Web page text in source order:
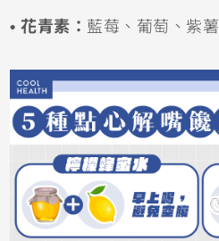
• 花青素： 藍莓、葡萄、紫薯